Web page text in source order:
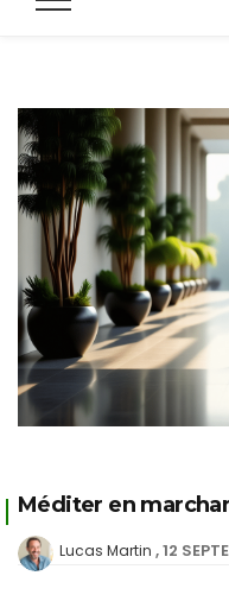
Méditer en
Lucas Martin 12